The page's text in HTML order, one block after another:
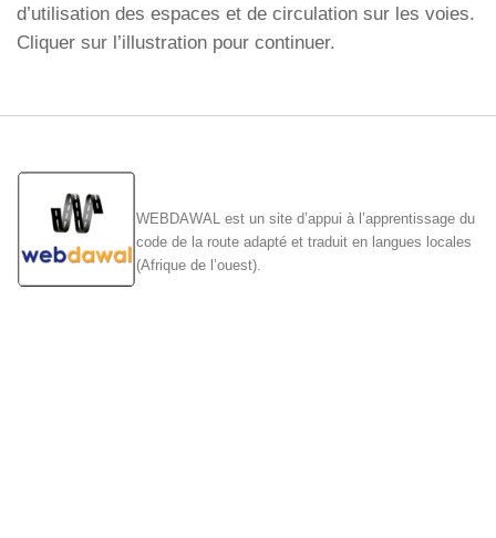
d’utilisation des espaces et de circulation sur les voies.
Cliquer sur l’illustration pour continuer.
WEBDAWAL est un site d’appui à l’apprentissage du
code de la route adapté et traduit en langues locales
(Afrique de l’ouest).